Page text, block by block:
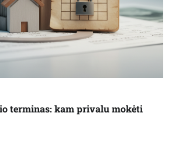
terminas: kam privalu mokėti